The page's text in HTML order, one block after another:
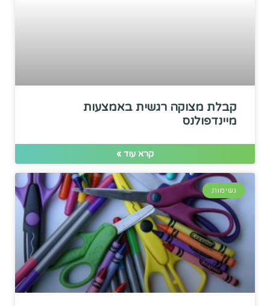
קבלת מצוקה רגשית באמצעות
מיינדפולנס
קרא עוד »
נשימות